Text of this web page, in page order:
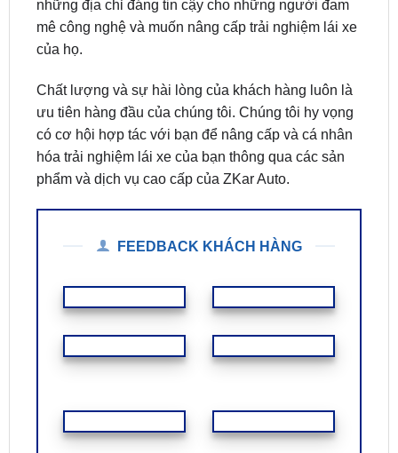
các thương hiệu hàng đầu dành cho xe hơi. Với
nhiều năm kinh nghiệm trong ngành và sự cam kết
về chất lượng, ZKar Auto đã trở thành một trong
mê công nghệ và muốn nâng cấp trải nghiệm lái xe
của họ.
Chất lượng và sự hài lòng của khách hàng luôn là
ưu tiên hàng đầu của chúng tôi. Chúng tôi hy vọng
có cơ hội hợp tác với bạn để nâng cấp và cá nhân
phẩm và dịch vụ cao cấp của ZKar Auto.
FEEDBACK KHÁCH HÀNG